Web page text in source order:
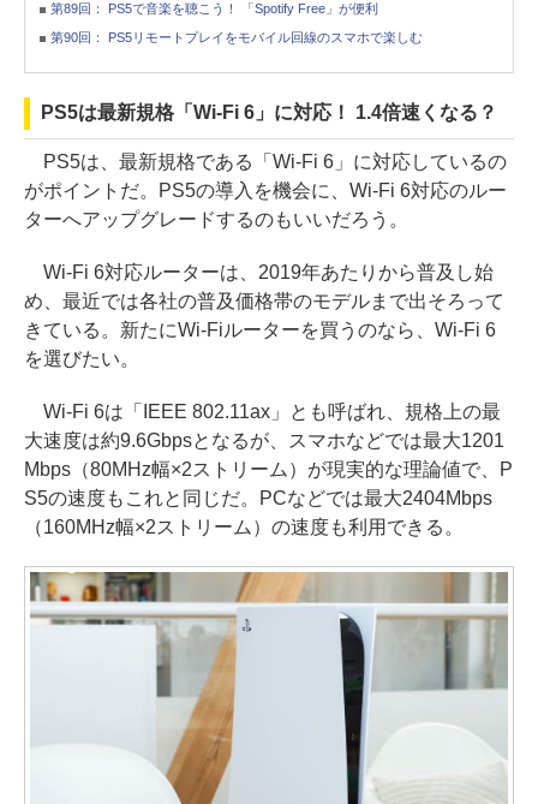
第89回： PS5で音楽を聴こう！ 「Spotify Free」が便利
第90回： PS5リモートプレイをモバイル回線のスマホで楽しむ
PS5は最新規格「Wi-Fi 6」に対応！ 1.4倍速くなる？
PS5は、最新規格である「Wi-Fi 6」に対応しているの
がポイントだ。PS5の導入を機会に、Wi-Fi 6対応のルー
ターへアップグレードするのもいいだろう。
Wi-Fi 6対応ルーターは、2019年あたりから普及し始
め、最近では各社の普及価格帯のモデルまで出そろって
きている。新たにWi-Fiルーターを買うのなら、Wi-Fi 6
を選びたい。
Wi-Fi 6は「IEEE 802.11ax」とも呼ばれ、規格上の最
大速度は約9.6Gbpsとなるが、スマホなどでは最大1201
Mbps（80MHz幅×2ストリーム）が現実的な理論値で、P
S5の速度もこれと同じだ。PCなどでは最大2404Mbps
（160MHz幅×2ストリーム）の速度も利用できる。